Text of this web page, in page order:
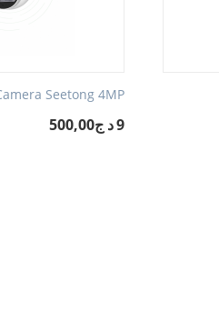
Seetong 4MP
9د ج500,00